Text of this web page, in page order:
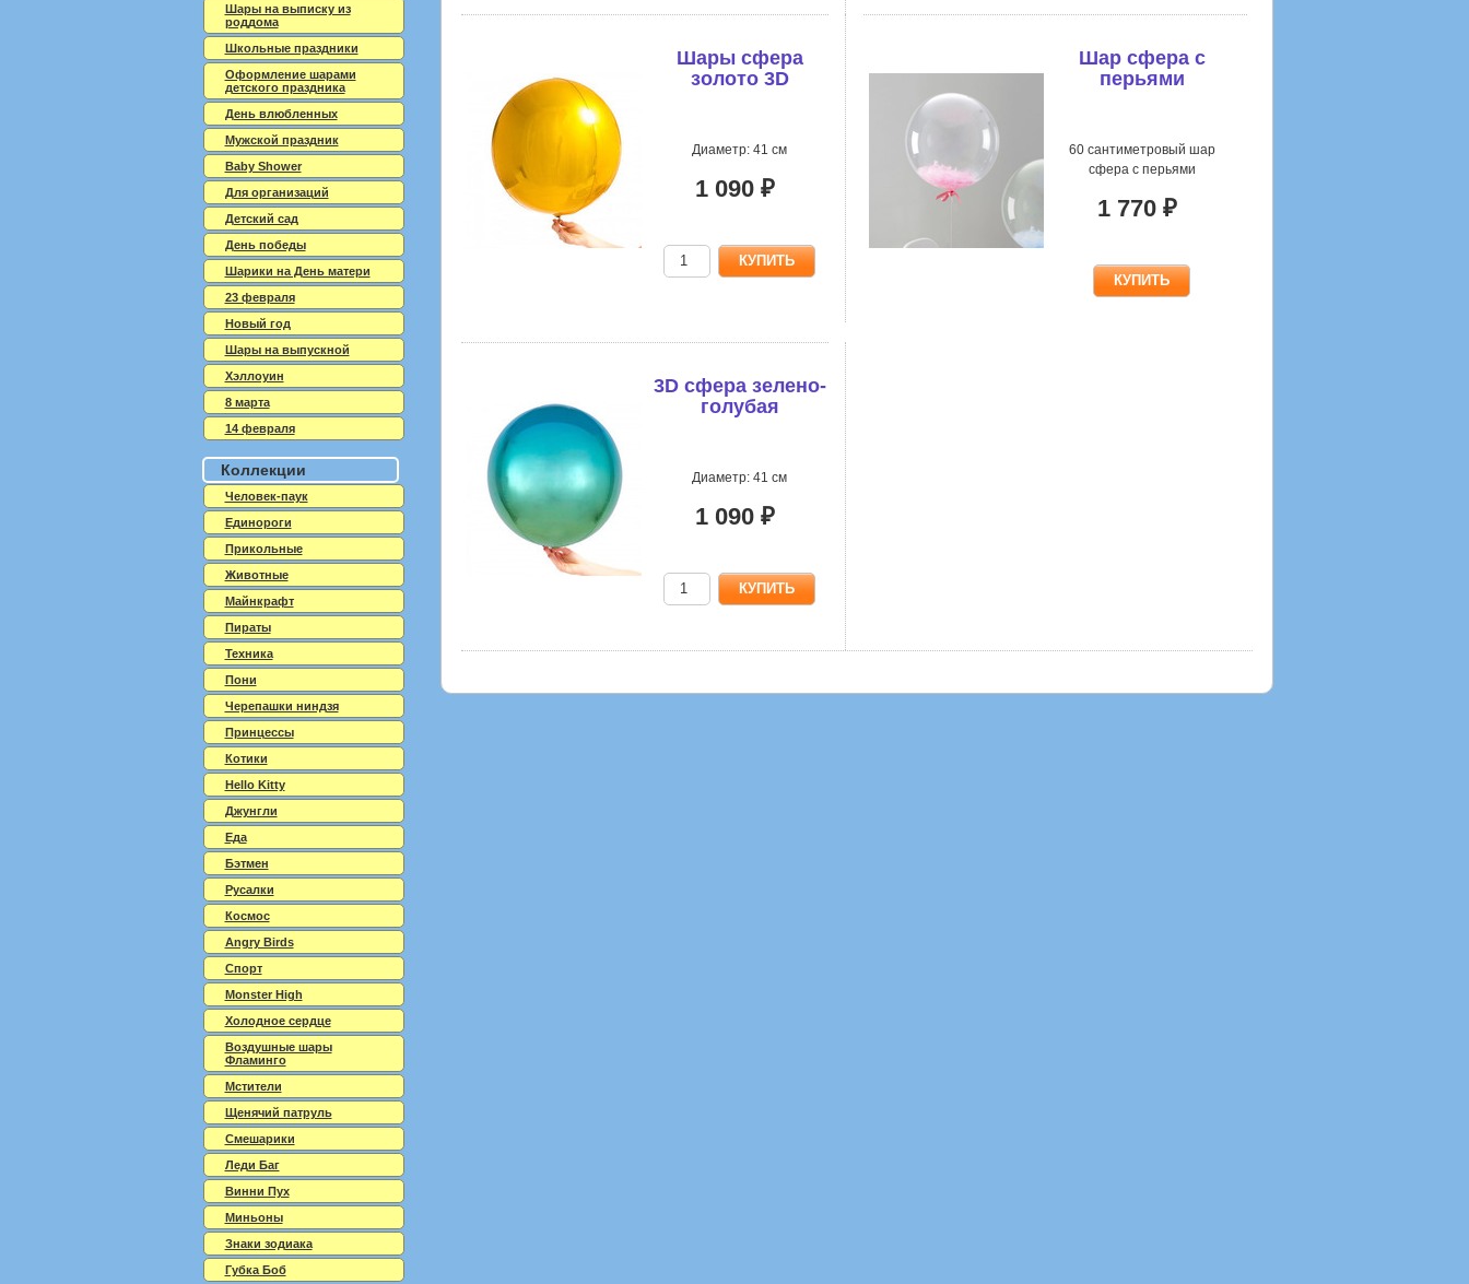
Шары сфера
золото 3D
Диаметр: 41 см
1 090 ₽
Шар сфера с
перьями
60 сантиметровый шар
сфера с перьями
1 770 ₽
3D сфера зелено-
голубая
Диаметр: 41 см
1 090 ₽
Шары на выписку из
роддома
Школьные праздники
Оформление шарами
детского праздника
День влюбленных
Мужской праздник
Baby Shower
Для организаций
Детский сад
День победы
Шарики на День матери
23 февраля
Новый год
Шары на выпускной
Хэллоуин
8 марта
14 февраля
Коллекции
Человек-паук
Единороги
Прикольные
Животные
Майнкрафт
Пираты
Техника
Пони
Черепашки ниндзя
Принцессы
Котики
Hello Kitty
Джунгли
Еда
Бэтмен
Русалки
Космос
Angry Birds
Спорт
Monster High
Холодное сердце
Воздушные шары
Фламинго
Мстители
Щенячий патруль
Смешарики
Леди Баг
Винни Пух
Миньоны
Знаки зодиака
Губка Боб